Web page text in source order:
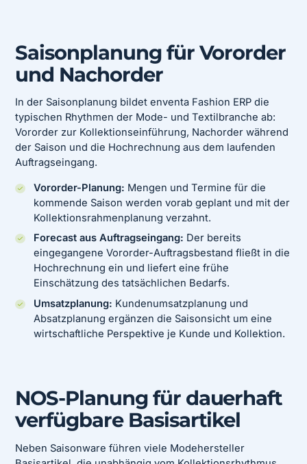
Saisonplanung für Vororder
und Nachorder
In der Saisonplanung bildet enventa Fashion ERP die
typischen Rhythmen der Mode- und Textilbranche ab:
Vororder zur Kollektionseinführung, Nachorder während
der Saison und die Hochrechnung aus dem laufenden
Auftragseingang.
Vororder-Planung: Mengen und Termine für die
kommende Saison werden vorab geplant und mit der
Kollektionsrahmenplanung verzahnt.
Forecast aus Auftragseingang: Der bereits
eingegangene Vororder-Auftragsbestand fließt in die
Hochrechnung ein und liefert eine frühe
Einschätzung des tatsächlichen Bedarfs.
Umsatzplanung: Kundenumsatzplanung und
Absatzplanung ergänzen die Saisonsicht um eine
wirtschaftliche Perspektive je Kunde und Kollektion.
NOS-Planung für dauerhaft
verfügbare Basisartikel
Neben Saisonware führen viele Modehersteller